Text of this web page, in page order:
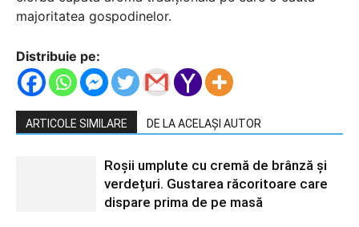
majoritatea gospodinelor.
Distribuie pe:
ARTICOLE SIMILARE DE LA ACELAȘI AUTOR
Roșii umplute cu cremă de brânză și
verdețuri. Gustarea răcoritoare care
dispare prima de pe masă